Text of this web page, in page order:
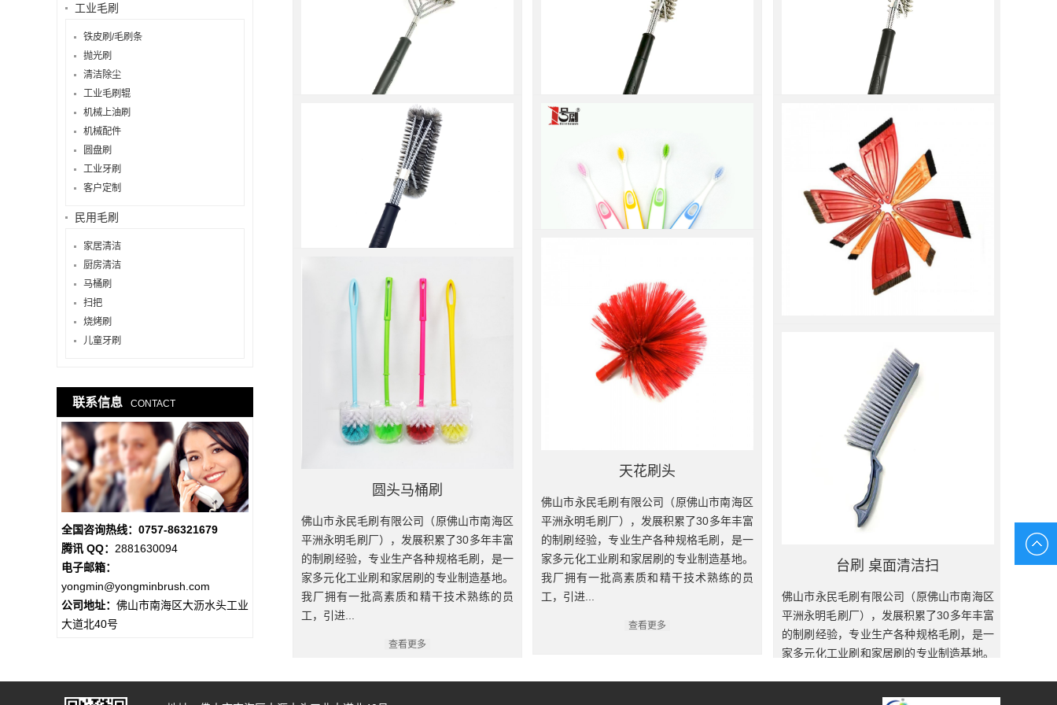
新款18寸双节可拆卸手柄钢丝烧
烤炉清洁刷
查看更多
新款18寸双节可拆卸手柄钢丝五
号铲烧烤炉清洁刷
新款18寸双节可拆卸手柄钢丝烧
烤炉清洁刷
新款18寸双节可拆卸手柄弹簧烧
烤炉清洁刷
新款18寸双节可拆卸手柄弹簧五
号铲烧烤炉清洁刷
新款18寸双节可拆卸手柄弹簧烧
烤炉清洁刷
查看更多
新款15寸三头不锈钢钢丝烧烤清
洁刷
查看更多
儿童牙刷
查看更多
佛山市永民毛刷有限公司（原佛山市南海区
平洲永明毛刷厂），发展积累了30多年丰富
的制刷经验，专业生产各种规格毛刷，是一
家多元化工业刷和家居刷的专业制造基地。
我厂拥有一批高素质和精干技术熟练的员
查看更多
天花刷头
佛山市永民毛刷有限公司（原佛山市南海区
平洲永明毛刷厂），发展积累了30多年丰富
的制刷经验，专业生产各种规格毛刷，是一
家多元化工业刷和家居刷的专业制造基地。
我厂拥有一批高素质和精干技术熟练的员
工，引进...
查看更多
圆头马桶刷
佛山市永民毛刷有限公司（原佛山市南海区
平洲永明毛刷厂），发展积累了30多年丰富
的制刷经验，专业生产各种规格毛刷，是一
家多元化工业刷和家居刷的专业制造基地。
我厂拥有一批高素质和精干技术熟练的员
工，引进...
查看更多
台刷 桌面清洁扫
佛山市永民毛刷有限公司（原佛山市南海区
平洲永明毛刷厂），发展积累了30多年丰富
的制刷经验，专业生产各种规格毛刷，是一
家多元化工业刷和家居刷的专业制造基地。
‹‹ 1 2 3 4 5 6 › ››
工业毛刷
铁皮刷/毛刷条
抛光刷
清洁除尘
工业毛刷辊
机械上油刷
机械配件
圆盘刷
工业牙刷
客户定制
民用毛刷
家居清洁
厨房清洁
马桶刷
扫把
烧烤刷
儿童牙刷
联系信息 CONTACT
全国咨询热线：0757-86321679
腾讯 QQ： 2881630094
电子邮箱：
yongmin@yongminbrush.com
公司地址： 佛山市南海区大沥水头工业
大道北40号